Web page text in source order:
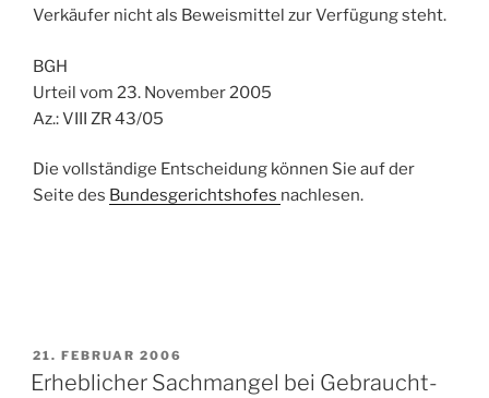
Verkäufer nicht als Beweismittel zur Verfügung steht.
BGH
Urteil vom 23. November 2005
Az.: VIII ZR 43/05
Die vollständige Entscheidung können Sie auf der
Seite des Bundesgerichtshofes nachlesen.
VERÖFFENTLICHT
AM
21. FEBRUAR 2006
Erheblicher Sachmangel bei Gebraucht-